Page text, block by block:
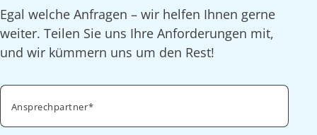
Egal welche Anfragen – wir helfen Ihnen gerne
weiter. Teilen Sie uns Ihre Anforderungen mit,
und wir kümmern uns um den Rest!
Ansprechpartner